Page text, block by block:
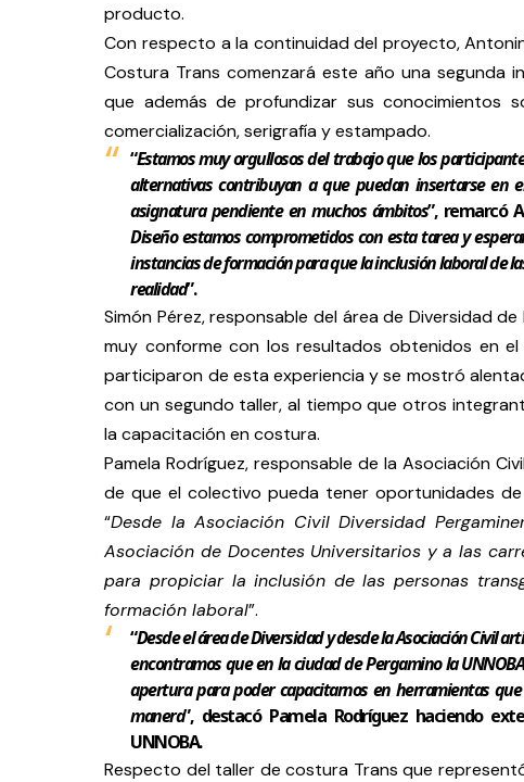
producto.
Con respecto a la continuidad del proyecto,
Costura Trans comenzará este año una segunda
que además de profundizar sus conocimientos
comercialización, serigrafía y estampado.
“Estamos muy orgullosos del trabajo que los
alternativas contribuyan a que puedan insertarse
asignatura pendiente en muchos ámbitos”, remarcó
Diseño estamos comprometidos con esta tarea y
instancias de formación para que la inclusión laboral de
realidad”.
Simón Pérez, responsable del área de Diversidad
muy conforme con los resultados obtenidos en
participaron de esta experiencia y se mostró
con un segundo taller, al tiempo que otros
la capacitación en costura.
Pamela Rodríguez, responsable de la Asociación
de que el colectivo pueda tener oportunidades
“Desde la Asociación Civil Diversidad
Asociación de Docentes Universitarios y a las
para propiciar la inclusión de las personas
formación laboral”.
“Desde el área de Diversidad y desde la Asociación Civil
encontramos que en la ciudad de Pergamino la
apertura para poder capacitarnos en herramientas
manera”, destacó Pamela Rodríguez haciendo
UNNOBA.
Respecto del taller de costura Trans que